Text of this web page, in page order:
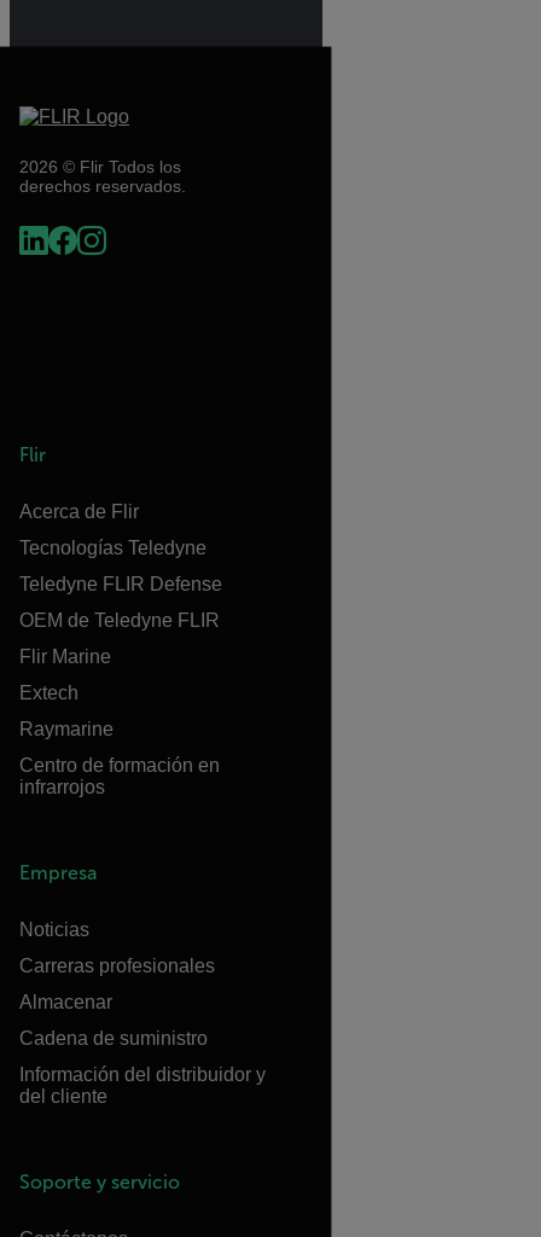
2026 © Flir Todos los
derechos reservados.
Flir
Acerca de Flir
Tecnologías Teledyne
Teledyne FLIR Defense
OEM de Teledyne FLIR
Flir Marine
Extech
Raymarine
Centro de formación en
infrarrojos
Empresa
Noticias
Carreras profesionales
Almacenar
Cadena de suministro
Información del distribuidor y
del cliente
Soporte y servicio